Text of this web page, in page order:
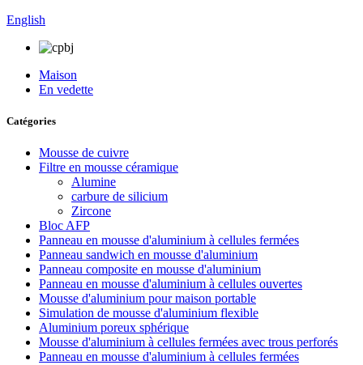
English
Maison
En vedette
Catégories
Mousse de cuivre
Filtre en mousse céramique
Alumine
carbure de silicium
Zircone
Bloc AFP
Panneau en mousse d'aluminium à cellules fermées
Panneau sandwich en mousse d'aluminium
Panneau composite en mousse d'aluminium
Panneau en mousse d'aluminium à cellules ouvertes
Mousse d'aluminium pour maison portable
Simulation de mousse d'aluminium flexible
Aluminium poreux sphérique
Mousse d'aluminium à cellules fermées avec trous perforés
Panneau en mousse d'aluminium à cellules fermées